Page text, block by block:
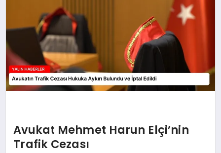
MAGAZİN
SAĞLIK
Avukat Mehmet Harun Elçi’nin
Trafik Cezası